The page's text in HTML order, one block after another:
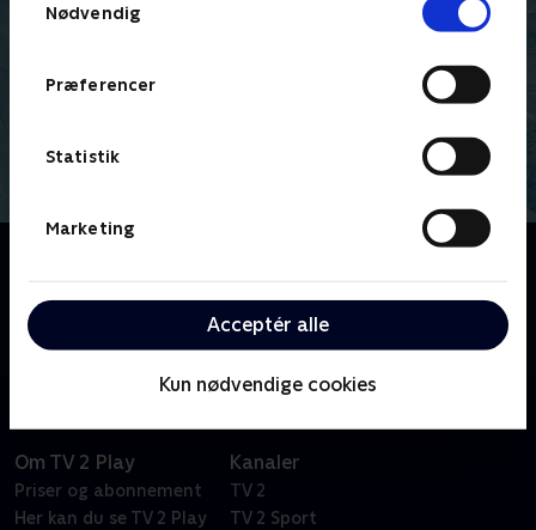
Nødvendig
Præferencer
Statistik
Marketing
Acceptér alle
Kun nødvendige cookies
venskab, vold på jobbet og hurtige biler, når vi følger
drengerøvene fra Rungsted ishockeyklub.
Om TV 2 Play
Priser og abonnement
Her kan du se TV 2 Play
Kanaler
TV 2
TV 2 Sport